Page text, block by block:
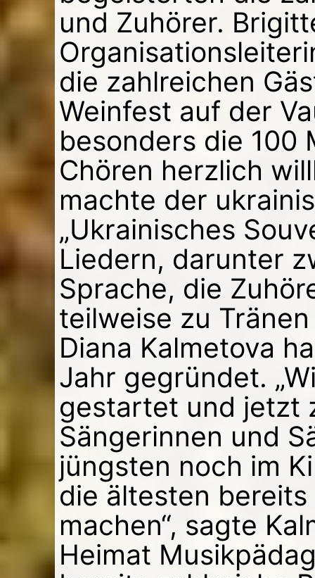
und Zuhörer.
die zahlreichen
Weinfest auf der
besonders die 100
Chören herzlich
machte der
„Ukrainisches
Liedern, darunter
Sprache, die
teilweise zu
Diana Kalmetova
Jahr gegründet.
gestartet und jetzt
Sängerinnen und
jüngsten noch im
die ältesten
machen“, sagte
Heimat